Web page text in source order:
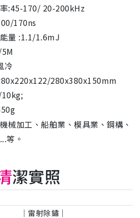
:45-170/ 20-200kHz
170ns
量 :1.1/1.6mJ
冷
280x380x150mm
械加工、船舶業、模具業、鋼構、
等。
潔實照
｜雷射除鏽｜